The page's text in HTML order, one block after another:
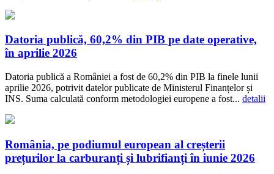
Datoria publică, 60,2% din PIB pe date operative,
în aprilie 2026
Datoria publică a României a fost de 60,2% din PIB la finele lunii
aprilie 2026, potrivit datelor publicate de Ministerul Finanțelor și
INS. Suma calculată conform metodologiei europene a fost... detalii
România, pe podiumul european al creșterii
prețurilor la carburanți și lubrifianți în iunie 2026